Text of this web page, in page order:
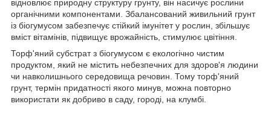
відновлює природну структуру грунту, він насичує рослини
органічними компонентами. Збалансований живильний грунт
із біогумусом забезпечує стійкий імунітет у рослин, збільшує
вміст вітамінів, підвищує врожайність, стимулює цвітіння.
Торф'яний субстрат з біогумусом є екологічно чистим
продуктом, який не містить небезпечних для здоров'я людини
чи навколишнього середовища речовин. Тому торф'яний
грунт, термін придатності якого минув, можна повторно
використати як добриво в саду, городі, на клумбі.